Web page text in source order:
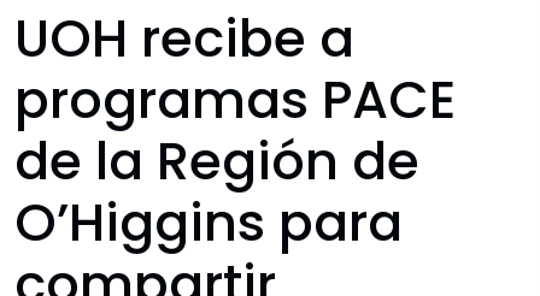
UOH recibe a
programas PACE
de la Región de
O’Higgins para